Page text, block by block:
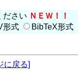
ださい ＮＥＷ！！
形式 BibTeX形式
に戻る]